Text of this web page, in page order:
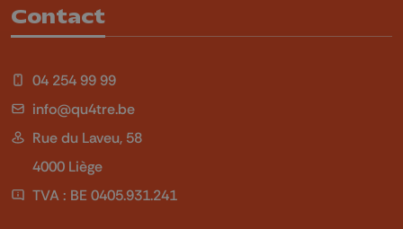
Contact
04 254 99 99
info@qu4tre.be
Rue du Laveu, 58
4000 Liège
TVA : BE 0405.931.241